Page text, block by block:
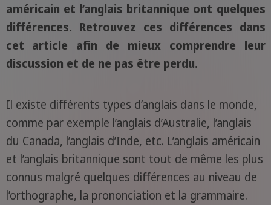
américain et l’anglais britannique ont quelques
différences. Retrouvez ces différences dans
cet article afin de mieux comprendre leur
discussion et de ne pas être perdu.
Il existe différents types d’anglais dans le monde,
comme par exemple l’anglais d’Australie, l’anglais
du Canada, l’anglais d’Inde, etc. L’anglais américain
et l’anglais britannique sont tout de même les plus
connus malgré quelques différences au niveau de
l’orthographe, la prononciation et la grammaire.